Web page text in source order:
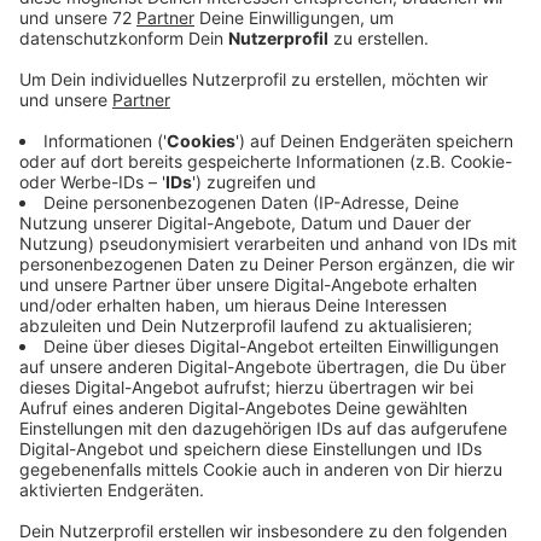
Anzeige
Umso mehr regt es Sie auf, wenn sich andere nicht
daran halten. Wie am Samstagnachmittag in
Nordkirchen. Hier trafen sich 28 Motarradfahrer,
überwiegend aus dem Ruhrgebiet, vor einem
geschlossenen Bikertreff. Die Polizei löste das
Treffen auf und erstattet nun Strafanzeige gegen die
Motorradfahrer, da Treffen von mehr als zwei
Menschen gegen das Infektionsgesetz verstoßen. Der
Besitzer des Bikertreffs und das Ordnungsamt in
Nordkirchen wollen nun noch deutlichere Hinweise vor
Ort anbringen, um auf das Kontaktverbot hinzuweisen.
Die Zahl der Corona-Infizierten im Kreis Coesfeld
steigt weiterhin: Mittlerweile gibt es 293 bestätigte